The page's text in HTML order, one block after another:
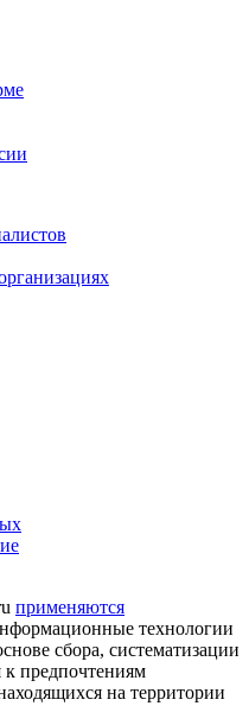
применяются
технологии
сбора, систематизации
к предпочтениям
на территории